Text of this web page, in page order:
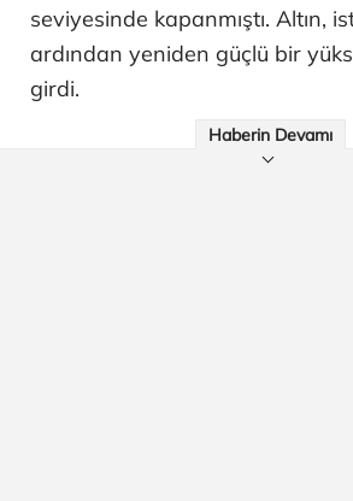
seviyesinde kapanmıştı. Altın,
ardından yeniden güçlü bir
girdi.
Haberin Devamı